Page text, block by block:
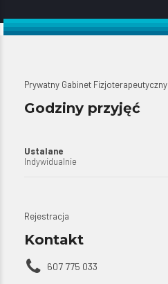
Prywatny Gabinet Fizjoterapeutyczny
Godziny przyjęć
Ustalane
Indywidualnie
Rejestracja
Kontakt
607 775 033